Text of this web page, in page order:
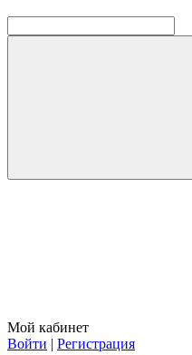
Мой кабинет
Войти | Регистрация